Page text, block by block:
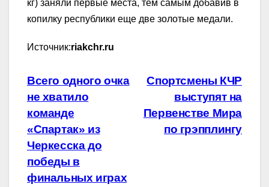
кг) заняли первые места, тем самым добавив в
копилку республики еще две золотые медали.
Источник:riakchr.ru
Навигация
по
записям
Спортсмены КЧР
выступят на
Первенстве Мира
по грэпплингу
Всего одного очка
не хватило
команде
«Спартак» из
Черкесска до
победы в
финальных играх